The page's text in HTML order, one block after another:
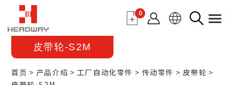
0
皮带轮-S2M
首页 产品介绍 工厂自动化零件 传动零件
皮带轮